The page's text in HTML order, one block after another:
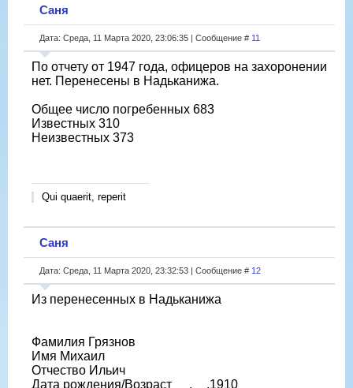
Саня
Дата: Среда, 11 Марта 2020, 23:06:35 | Сообщение # 11
По отчету от 1947 года, офицеров на захоронении
нет. Перенесены в Надьканижа.
Общее число погребенных 683
Известных 310
Неизвестных 373
Qui quaerit, reperit
Саня
Дата: Среда, 11 Марта 2020, 23:32:53 | Сообщение # 12
Из перенесенных в Надьканижа
Фамилия Грязнов
Имя Михаил
Отчество Ильич
Дата рождения/Возраст __.__.1910